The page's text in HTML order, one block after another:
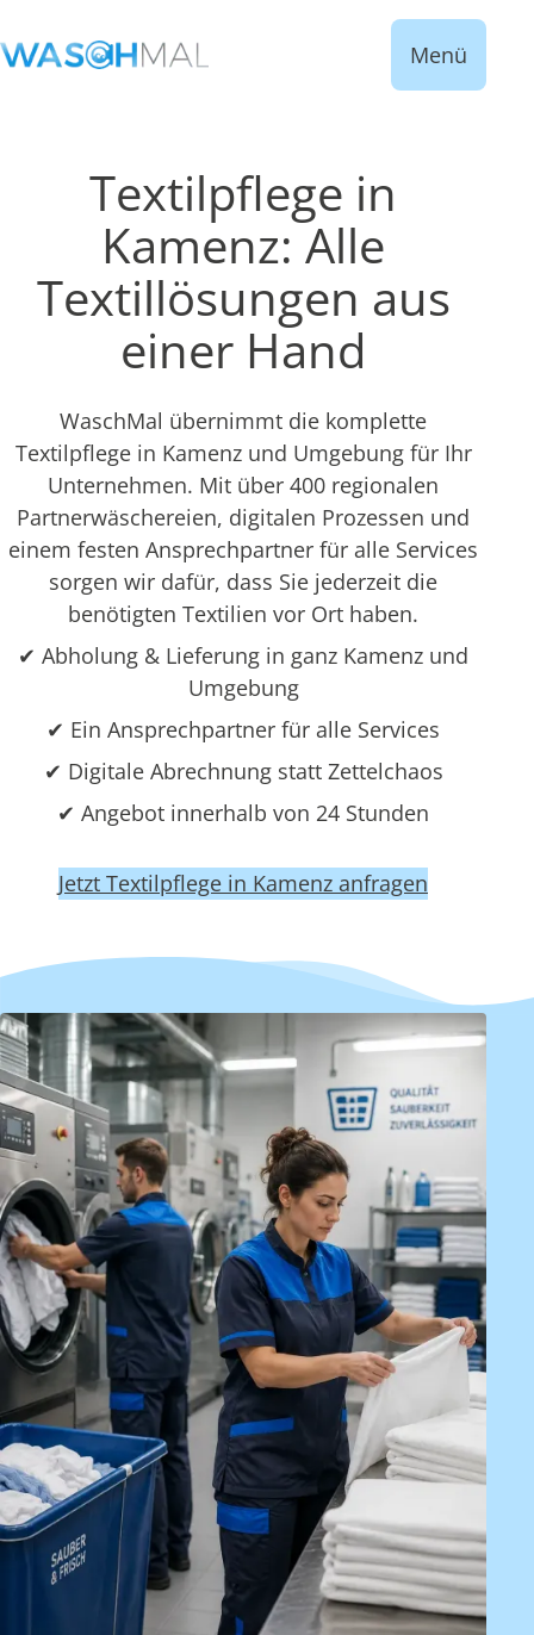
Menü
Textilpflege in
Kamenz: Alle
Textillösungen aus
einer Hand
WaschMal übernimmt die komplette
Textilpflege in Kamenz und Umgebung für Ihr
Unternehmen. Mit über 400 regionalen
Partnerwäschereien, digitalen Prozessen und
einem festen Ansprechpartner für alle Services
sorgen wir dafür, dass Sie jederzeit die
benötigten Textilien vor Ort haben.
✔ Abholung & Lieferung in ganz Kamenz und
Umgebung
✔ Ein Ansprechpartner für alle Services
✔ Digitale Abrechnung statt Zettelchaos
✔ Angebot innerhalb von 24 Stunden
Jetzt Textilpflege in Kamenz anfragen